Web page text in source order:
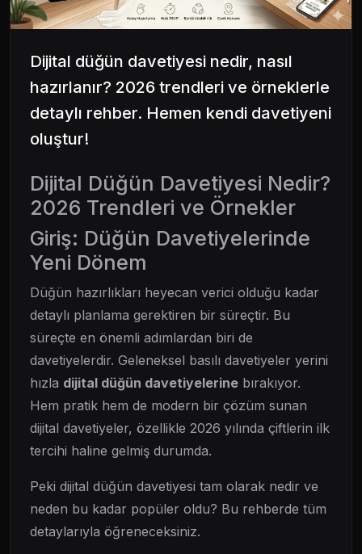
Dijital düğün davetiyesi nedir, nasıl
hazırlanır? 2026 trendleri ve örneklerle
detaylı rehber. Hemen kendi davetiyeni
oluştur!
Dijital Düğün Davetiyesi Nedir?
2026 Trendleri ve Örnekler
Giriş: Düğün Davetiyelerinde
Yeni Dönem
Düğün hazırlıkları heyecan verici olduğu kadar
detaylı planlama gerektiren bir süreçtir. Bu
süreçte en önemli adımlardan biri de
davetiyelerdir. Geleneksel basılı davetiyeler yerini
hızla dijital düğün davetiyelerine bırakıyor.
Hem pratik hem de modern bir çözüm sunan
dijital davetiyeler, özellikle 2026 yılında çiftlerin ilk
tercihi haline gelmiş durumda.
Peki dijital düğün davetiyesi tam olarak nedir ve
neden bu kadar popüler oldu? Bu rehberde tüm
detaylarıyla öğreneceksiniz.